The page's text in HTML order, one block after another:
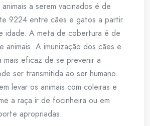
a serem vacinados é de
9224 entre cães e gatos a partir
idade. A meta de cobertura é de
A imunização dos cães e
eficaz de se prevenir a
ser transmitida ao ser humano.
levar os animais com coleiras e
a raça ir de focinheira ou em
apropriadas.